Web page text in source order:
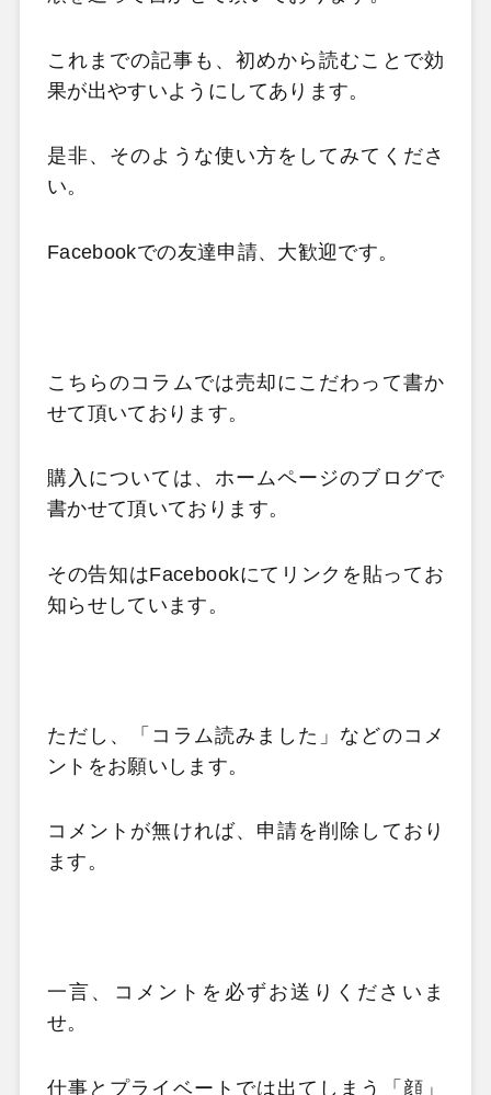
これまでの記事も、初めから読むことで効
果が出やすいようにしてあります。
是非、そのような使い方をしてみてくださ
い。
Facebookでの友達申請、大歓迎です。
こちらのコラムでは売却にこだわって書か
せて頂いております。
購入については、ホームページのブログで
書かせて頂いております。
その告知はFacebookにてリンクを貼ってお
知らせしています。
ただし、「コラム読みました」などのコメ
ントをお願いします。
コメントが無ければ、申請を削除しており
ます。
一言、コメントを必ずお送りくださいま
せ。
仕事とプライベートでは出てしまう「顔」